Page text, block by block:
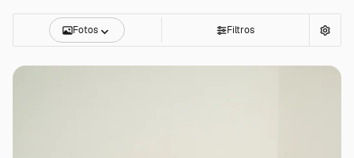
Fotos Filtros